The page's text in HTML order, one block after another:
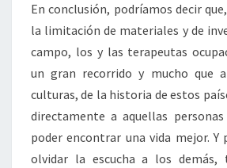
En conclusión, podríamos decir
la limitación de materiales y de
campo, los y las terapeutas
un gran recorrido y mucho que
culturas, de la historia de estos
directamente a aquellas
poder encontrar una vida mejor.
olvidar la escucha a los demás,